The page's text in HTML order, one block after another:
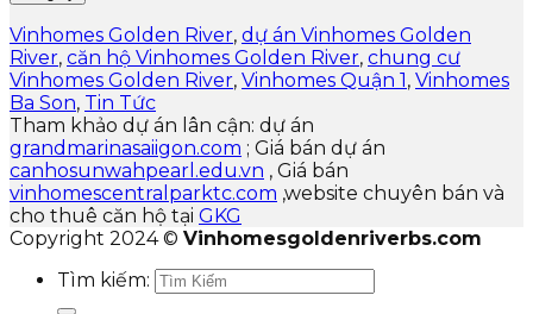
Vinhomes Golden River, dự án Vinhomes Golden
River, căn hộ Vinhomes Golden River, chung cư
Vinhomes Golden River, Vinhomes Quận 1, Vinhomes
Ba Son, Tin Tức
Tham khảo dự án lân cận: dự án
grandmarinasaiigon.com ; Giá bán dự án
canhosunwahpearl.edu.vn , Giá bán
vinhomescentralparktc.com ,website chuyên bán và
cho thuê căn hộ tại GKG
Copyright 2024 © Vinhomesgoldenriverbs.com
Tìm kiếm: